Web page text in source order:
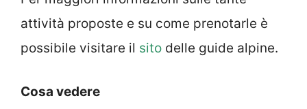
attività proposte e su come prenotarle è
possibile visitare il sito delle guide alpine.
Cosa vedere